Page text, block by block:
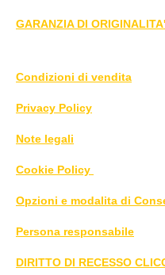
GARANZIA DI ORIGINALITA'
Condizioni di vendita
Privacy Policy
Note legali
Cookie Policy
Opzioni e modalita di
Persona responsabile
DIRITTO DI RECESSO